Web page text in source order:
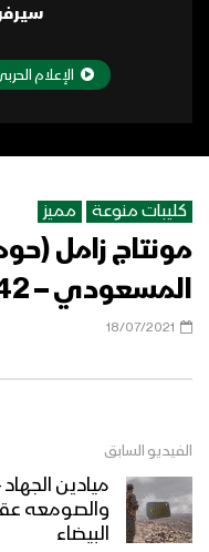
الإعلام
كليبات منوعة مميز
مونتاج زامل
المسعودي – 1442هـ
18/07/2021
الفيديو السابق
ميادين
والصومعه عقب
البيضاء